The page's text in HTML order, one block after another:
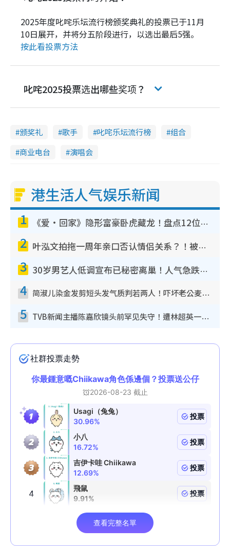
2025年度叱咤乐坛流行榜颁奖典礼的投票已于11月
10日展开，并将分五阶段进行，以选出最后5强。
按此看投票方法
叱咤2025投票选出哪些奖项？
颁奖礼 歌手 叱咤乐坛流行榜
组合
商业电台
演唱会
港生活人气娱乐新闻
1 《爱·回家》隐形富豪卧虎藏龙！盘点12位财气逼人的有钱艺人：这位美女3亿身家不愁做
2 叶泓文拍拖一周年亲口否认情侣关系？！被质疑感情造假竟称GM“普通同事”
3 30岁男艺人低调宣布已秘密离巢！人气急跌变失踪人口：“这几年过得并不容易”
4 简淑儿染金发剪短头发气质判若两人！吓坏老公麦大力都认不出：“你做什么？”
5 TVB新闻主播陈嘉欣镜头前罕见失守！遭林超英一句话突袭吓坏当场大笑